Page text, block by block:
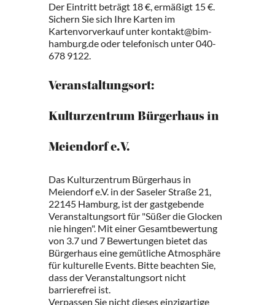
Der Eintritt beträgt 18 €, ermäßigt 15 €.
Sichern Sie sich Ihre Karten im
Kartenvorverkauf unter kontakt@bim-
hamburg.de oder telefonisch unter 040-
678 9122.
Veranstaltungsort:
Kulturzentrum Bürgerhaus in
Meiendorf e.V.
Das Kulturzentrum Bürgerhaus in
Meiendorf e.V. in der Saseler Straße 21,
22145 Hamburg, ist der gastgebende
Veranstaltungsort für "Süßer die Glocken
nie hingen". Mit einer Gesamtbewertung
von 3.7 und 7 Bewertungen bietet das
Bürgerhaus eine gemütliche Atmosphäre
für kulturelle Events. Bitte beachten Sie,
dass der Veranstaltungsort nicht
barrierefrei ist.
Verpassen Sie nicht dieses einzigartige